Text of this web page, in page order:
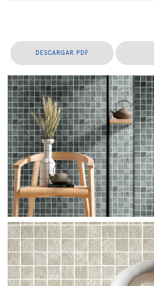
DESCARGAR PDF